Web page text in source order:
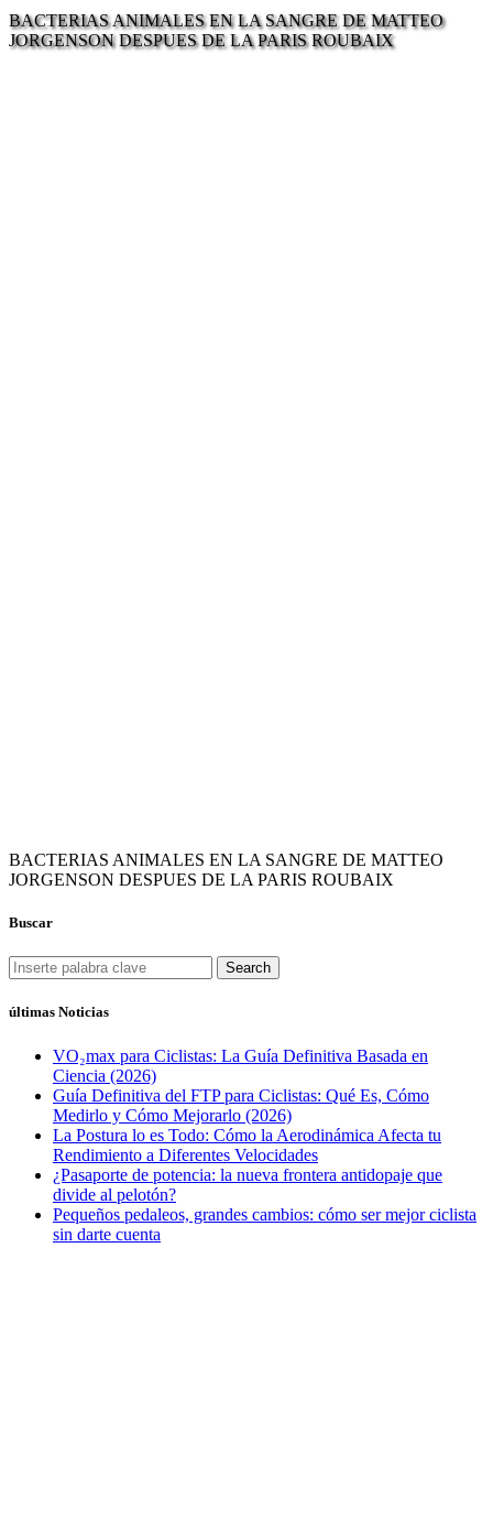
BACTERIAS ANIMALES EN LA SANGRE DE MATTEO
JORGENSON DESPUES DE LA PARIS ROUBAIX
BACTERIAS ANIMALES EN LA SANGRE DE MATTEO
JORGENSON DESPUES DE LA PARIS ROUBAIX
Buscar
Search
últimas Noticias
VO₂max para Ciclistas: La Guía Definitiva Basada en
Ciencia (2026)
Guía Definitiva del FTP para Ciclistas: Qué Es, Cómo
Medirlo y Cómo Mejorarlo (2026)
La Postura lo es Todo: Cómo la Aerodinámica Afecta tu
Rendimiento a Diferentes Velocidades
¿Pasaporte de potencia: la nueva frontera antidopaje que
divide al pelotón?
Pequeños pedaleos, grandes cambios: cómo ser mejor ciclista
sin darte cuenta